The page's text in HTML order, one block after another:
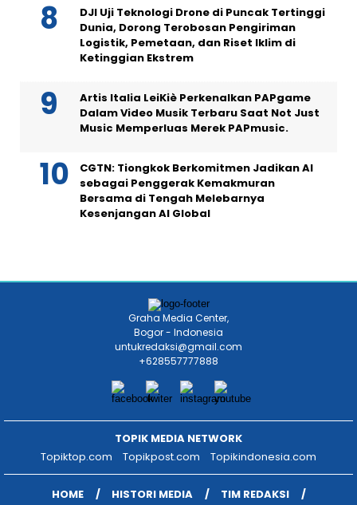
DJI Uji Teknologi Drone di Puncak Tertinggi
Dunia, Dorong Terobosan Pengiriman
Logistik, Pemetaan, dan Riset Iklim di
Ketinggian Ekstrem
Artis Italia LeiKiè Perkenalkan PAPgame
Dalam Video Musik Terbaru Saat Not Just
Music Memperluas Merek PAPmusic.
CGTN: Tiongkok Berkomitmen Jadikan AI
sebagai Penggerak Kemakmuran
Bersama di Tengah Melebarnya
Kesenjangan AI Global
Graha Media Center,
Bogor - Indonesia
untukredaksi@gmail.com
+628557777888
TOPIK MEDIA NETWORK
Topiktop.com
Topikpost.com Topikindonesia.com
HOME HISTORI MEDIA
TIM REDAKSI